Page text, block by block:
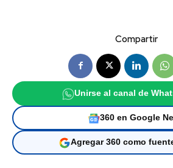
Compartir
Unirse al canal de
360 en Google
Agregar 360 como